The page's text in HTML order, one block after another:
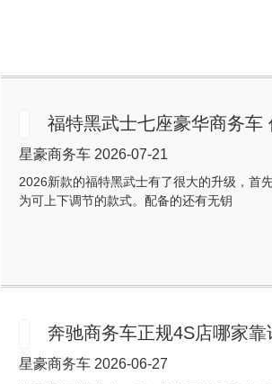
福特黑武士七座豪华商务车
星豪商务车 2026-07-21
2026新款的福特黑武士有了很大的升级，首
为可上下调节的款式。配备的还有无钥
奔驰商务车正规4S店哪家
星豪商务车 2026-06-27